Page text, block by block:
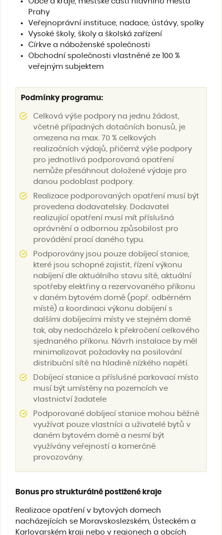
Prahy
Veřejnoprávní instituce, nadace, ústávy, spolky
Vysoké školy, školy a školská zařízení
Církve a náboženské společnosti
Obchodní společnosti vlastněné ze 100 %
veřejným subjektem
Podmínky programu:
Celková výše podpory na jednu žádost,
včetně případných dotačních bonusů, je
omezena na max. 70 % celkových
realizačních výdajů, přičemž výše podpory
pro jednotlivá podporovaná opatření
nemůže přesáhnout doložené výdaje pro
danou podoblast podpory.
Realizace podporovaných opatření musí být
provedena dodavatelsky. Dodavatel
realizující opatření musí mít příslušná
oprávnění a odbornou způsobilost pro
provádění prací daného typu.
Podporovány jsou pouze dobíjecí stanice,
které jsou schopné zajistit, řízení výkonu
nabíjení dle aktuálního stavu sítě, aktuální
spotřeby elektřiny a rezervovaného příkonu
v daném bytovém domě (popř. odběrném
místě) a koordinaci výkonu dobíjení s
dalšími dobíjecími místy ve stejném domě
tak, aby nedocházelo k překročení celkového
sjednaného příkonu. Návrh instalace by měl
minimalizovat požadavky na posilování
distribuční sítě na hladině nízkého napětí.
Dobíjecí stanice a příslušné parkovací místo
musí být umístěny na pozemcích ve
vlastnictví žadatele
Podporované dobíjecí stanice mohou běžně
využívat pouze vlastníci a uživatelé bytů v
daném bytovém domě a nesmí být
využívány veřejností a komerčně
provozovány.
Bonus pro strukturálně postižené kraje
Realizace opatření v bytových domech
nacházejících se Moravskoslezském, Ústeckém a
Karlovarském kraji nebo v regionech a obcích